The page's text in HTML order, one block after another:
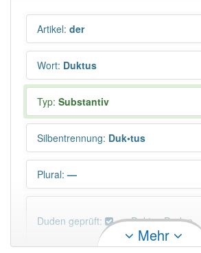
Artikel: der
Wort: Duktus
Typ: Substantiv
Silbentrennung: Duk•tus
Plural: —
Duden geprüft: Duktus Duden
Mehr